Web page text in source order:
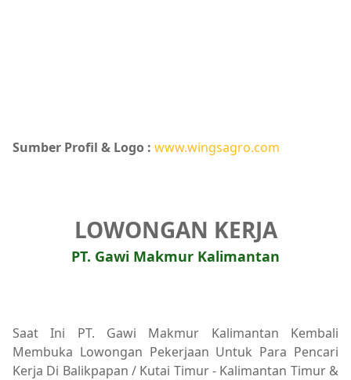
Sumber Profil & Logo : www.wingsagro.com
LOWONGAN KERJA
PT. Gawi Makmur Kalimantan
Saat Ini PT. Gawi Makmur Kalimantan Kembali
Membuka Lowongan Pekerjaan Untuk Para Pencari
Kerja Di Balikpapan / Kutai Timur - Kalimantan Timur &